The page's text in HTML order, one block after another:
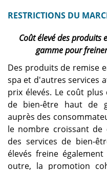
RESTRICTIONS DU
Coût élevé des produits
gamme pour
Des produits de remise
spa et d'autres services
prix élevés. Le coût
de bien-être haut de
auprès des
le nombre croissant
des services de bien-
élevés freine
outre, la promotion